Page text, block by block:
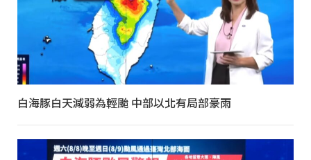
白海豚白天減弱為輕颱 中部以北有局部豪雨